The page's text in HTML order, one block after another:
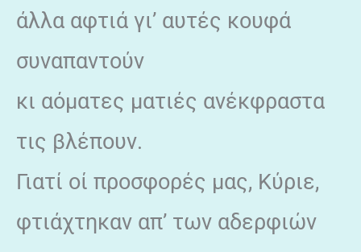
άλλα αφτιά γι’ αυτές κουφά
συναπαντούν
κι αόματες ματιές ανέκφραστα
τις βλέπουν.
Γιατί οί προσφορές μας, Κύριε,
φτιάχτηκαν απ’ των αδερφιών